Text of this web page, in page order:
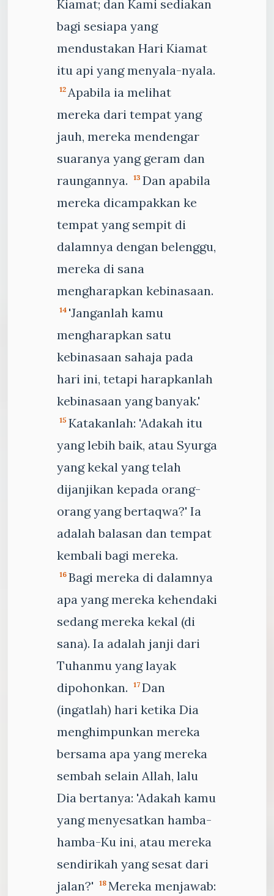
Kiamat; dan Kami sediakan
bagi sesiapa yang
mendustakan Hari Kiamat
itu api yang menyala-nyala.
12 Apabila ia melihat
mereka dari tempat yang
jauh, mereka mendengar
suaranya yang geram dan
raungannya.
13 Dan apabila
mereka dicampakkan ke
tempat yang sempit di
dalamnya dengan belenggu,
mereka di sana
mengharapkan kebinasaan.
14 'Janganlah kamu
mengharapkan satu
kebinasaan sahaja pada
hari ini, tetapi harapkanlah
kebinasaan yang banyak.'
15 Katakanlah: 'Adakah itu
yang lebih baik, atau Syurga
yang kekal yang telah
dijanjikan kepada orang-
orang yang bertaqwa?' Ia
adalah balasan dan tempat
kembali bagi mereka.
16 Bagi mereka di dalamnya
apa yang mereka kehendaki
sedang mereka kekal (di
sana). Ia adalah janji dari
Tuhanmu yang layak
dipohonkan.
17 Dan
(ingatlah) hari ketika Dia
menghimpunkan mereka
bersama apa yang mereka
sembah selain Allah, lalu
Dia bertanya: 'Adakah kamu
yang menyesatkan hamba-
hamba-Ku ini, atau mereka
sendirikah yang sesat dari
jalan?'
18 Mereka menjawab: